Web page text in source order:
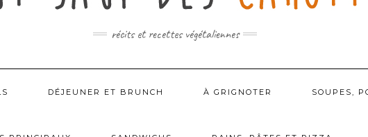
récits et recettes végétaliennes
DÉJEUNER ET BRUNCH À GRIGNOTER SOUPES,